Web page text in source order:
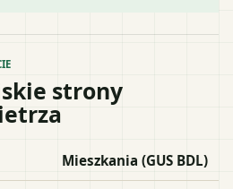
strony
Mieszkania (GUS BDL)